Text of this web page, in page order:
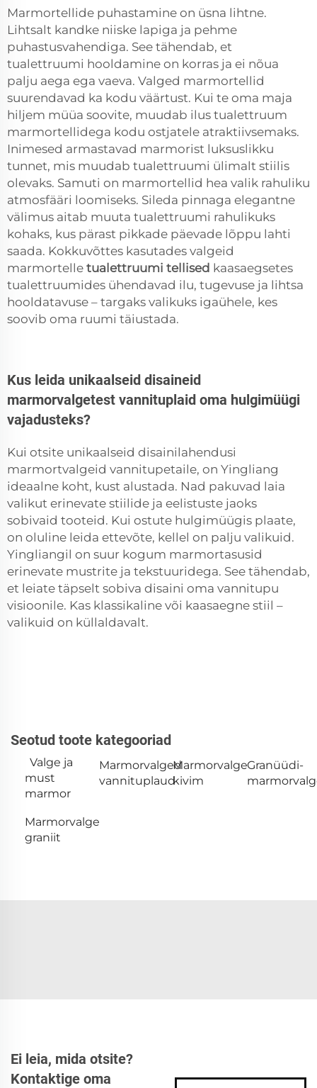
Marmortellide puhastamine on üsna lihtne.
Lihtsalt kandke niiske lapiga ja pehme
puhastusvahendiga. See tähendab, et
tualettruumi hooldamine on korras ja ei nõua
palju aega ega vaeva. Valged marmortellid
suurendavad ka kodu väärtust. Kui te oma maja
hiljem müüa soovite, muudab ilus tualettruum
marmortellidega kodu ostjatele atraktiivsemaks.
Inimesed armastavad marmorist luksuslikku
tunnet, mis muudab tualettruumi ülimalt stiilis
olevaks. Samuti on marmortellid hea valik rahuliku
atmosfääri loomiseks. Sileda pinnaga elegantne
välimus aitab muuta tualettruumi rahulikuks
kohaks, kus pärast pikkade päevade lõppu lahti
saada. Kokkuvõttes kasutades valgeid
marmortelle tualettruumi tellised kaasaegsetes
tualettruumides ühendavad ilu, tugevuse ja lihtsa
hooldatavuse – targaks valikuks igaühele, kes
soovib oma ruumi täiustada.
Kus leida unikaalseid disaineid
marmorvalgetest vannituplaid oma hulgimüügi
vajadusteks?
Kui otsite unikaalseid disainilahendusi
marmortvalgeid vannitupetaile, on Yingliang
ideaalne koht, kust alustada. Nad pakuvad laia
valikut erinevate stiilide ja eelistuste jaoks
sobivaid tooteid. Kui ostute hulgimüügis plaate,
on oluline leida ettevõte, kellel on palju valikuid.
Yingliangil on suur kogum marmortasusid
erinevate mustrite ja tekstuuridega. See tähendab,
et leiate täpselt sobiva disaini oma vannitupu
visioonile. Kas klassikaline või kaasaegne stiil –
valikuid on küllaldavalt.
Seotud toote kategooriad
Valge ja
must
marmor
Marmorvalged
vannituplaud
Marmorvalge
kivim
Granüüdi-
Marmorvalge
graniit
Ei leia, mida otsite?
Kontaktige oma